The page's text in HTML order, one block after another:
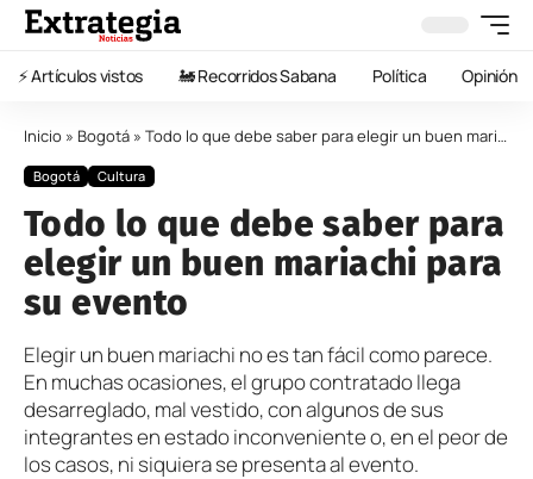
⚡️ Artículos vistos 🚂 Recorridos Sabana Política Opinión
Inicio » Bogotá » Todo lo que debe saber para elegir un buen mariachi para su evento
Bogotá Cultura
Todo lo que debe saber para
elegir un buen mariachi para
su evento
Elegir un buen mariachi no es tan fácil como parece.
En muchas ocasiones, el grupo contratado llega
desarreglado, mal vestido, con algunos de sus
integrantes en estado inconveniente o, en el peor de
los casos, ni siquiera se presenta al evento.